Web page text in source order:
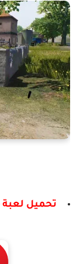
تحميل لعبة PUBG Mobile